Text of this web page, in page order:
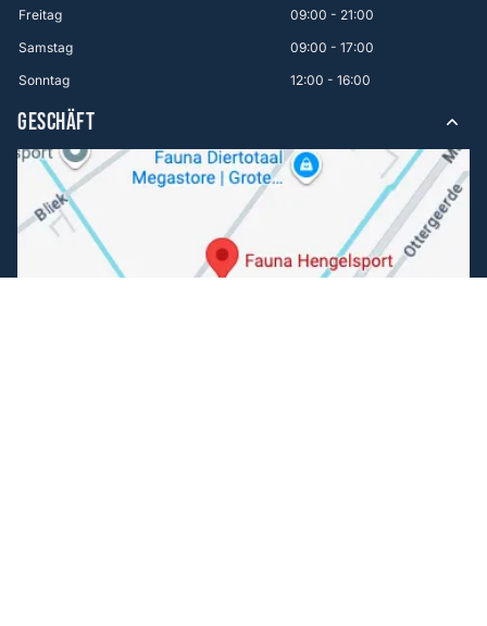
Freitag
09:00 - 21:00
Samstag
09:00 - 17:00
Sonntag
12:00 - 16:00
GESCHÄFT